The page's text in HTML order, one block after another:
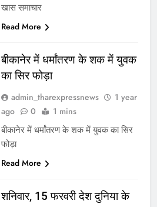
खास समाचार
Read More
बीकानेर में धर्मांतरण के शक में युवक
का सिर फोड़ा
admin_tharexpressnews
1 year
ago
0 1 mins
बीकानेर में धर्मांतरण के शक में युवक का सिर
फोड़ा
Read More
शनिवार, 15 फरवरी देश दुनिया के